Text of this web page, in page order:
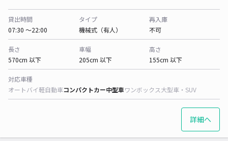
貸出時間
07:30 〜22:00
タイプ
機械式（有人）
再入庫
不可
長さ
570cm 以下
車幅
205cm 以下
高さ
155cm 以下
対応車種
オートバイ軽自動車コンパクトカー中型車ワンボックス大型車・SUV
詳細へ